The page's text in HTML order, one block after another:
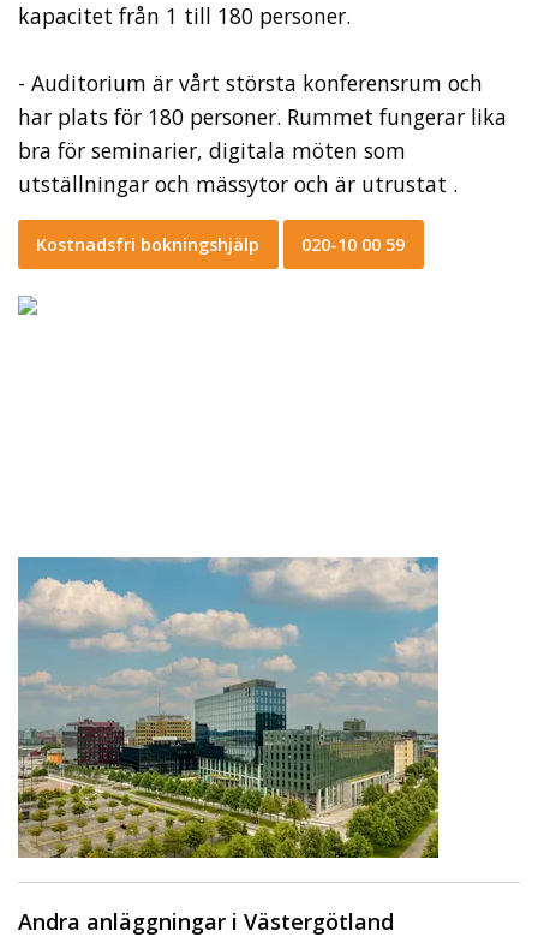
kapacitet från 1 till 180 personer.
- Auditorium är vårt största konferensrum och
har plats för 180 personer. Rummet fungerar lika
bra för seminarier, digitala möten som
utställningar och mässytor och är utrustat .
Kostnadsfri bokningshjälp 020-10 00 59
Andra anläggningar i Västergötland